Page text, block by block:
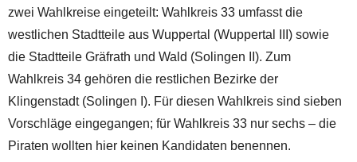
zwei Wahlkreise eingeteilt: Wahlkreis 33 umfasst die
westlichen Stadtteile aus Wuppertal (Wuppertal III) sowie
die Stadtteile Gräfrath und Wald (Solingen II). Zum
Wahlkreis 34 gehören die restlichen Bezirke der
Klingenstadt (Solingen I). Für diesen Wahlkreis sind sieben
Vorschläge eingegangen; für Wahlkreis 33 nur sechs – die
Piraten wollten hier keinen Kandidaten benennen.